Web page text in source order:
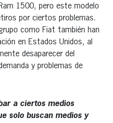
1500, pero este modelo
por ciertos problemas.
como Fiat también han
en Estados Unidos, al
desaparecer del
y problemas de
a ciertos medios
solo buscan medios y